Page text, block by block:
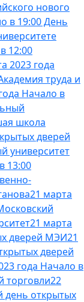
нового
в 19:00 День
12:00
2023 года
труда и
Начало в
школа
дверей
университет
13:00
21 марта
21 марта
дверей МЭИ21
дверей
года Начало в
торговли22
день открытых